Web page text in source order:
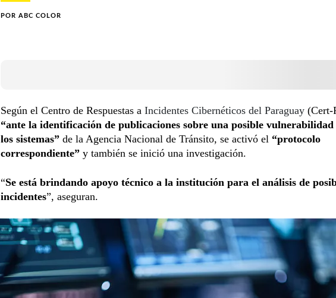
POR ABC COLOR
Según el Centro de Respuestas a Incidentes Cibernéticos del Paraguay (Cert-
“ante la identificación de publicaciones sobre una posible vulnerabilidad
los sistemas” de la Agencia Nacional de Tránsito, se activó el “protocolo
correspondiente” y también se inició una investigación.
“Se está brindando apoyo técnico a la institución para el análisis de
incidentes”, aseguran.